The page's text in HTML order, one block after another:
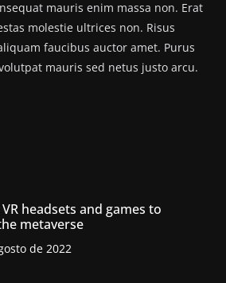
mauris enim massa non. Erat
molestie ultrices non. Risus
faucibus auctor amet. Purus
mauris sed netus justo arcu.
headsets and games to
metaverse
de 2022